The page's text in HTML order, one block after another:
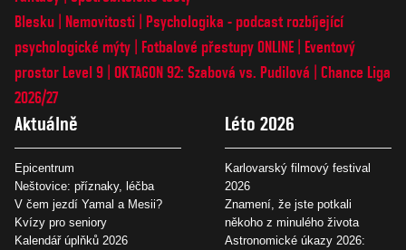
Blesku
Nemovitosti
Psychologika - podcast rozbíjející
psychologické mýty
Fotbalové přestupy ONLINE
Eventový
prostor Level 9 OKTAGON 92: Szabová vs. Pudilová
Chance Liga
2026/27
Aktuálně
Epicentrum
Neštovice: příznaky, léčba
V čem jezdí Yamal a Mesii?
Kvízy pro seniory
Kalendář úplňků 2026
Léto 2026
Karlovarský filmový festival
2026
Znamení, že jste potkali
někoho z minulého života
Astronomické úkazy 2026: